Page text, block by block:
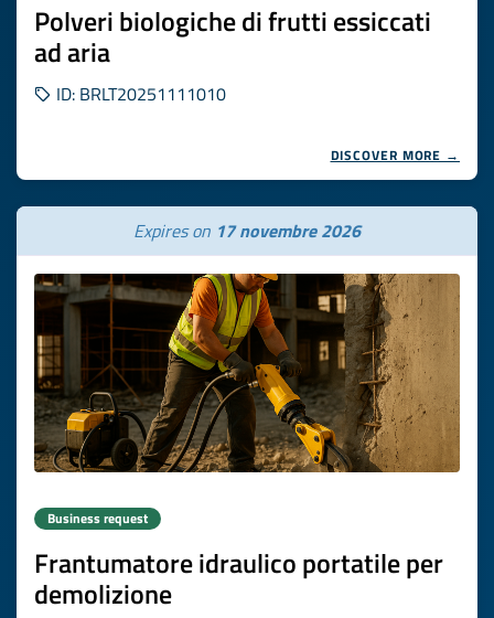
Polveri biologiche di frutti essiccati
ad aria
ID: BRLT20251111010
DISCOVER MORE →
Expires on 17 novembre 2026
Business request
Frantumatore idraulico portatile per
demolizione